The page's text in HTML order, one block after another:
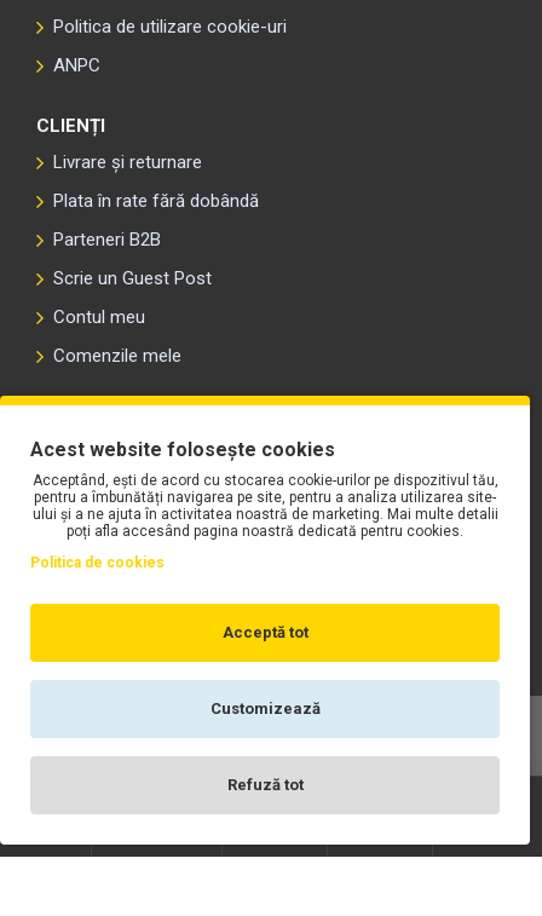
Politica de utilizare cookie-uri
ANPC
CLIENȚI
Livrare și returnare
Plata în rate fără dobândă
Parteneri B2B
Scrie un Guest Post
Contul meu
Comenzile mele
Copyright © WORK Motors
Acest website folosește cookies
Acceptând, ești de acord cu stocarea cookie-urilor pe dispozitivul tău,
pentru a îmbunătăți navigarea pe site, pentru a analiza utilizarea site-
ului și a ne ajuta în activitatea noastră de marketing. Mai multe detalii
poți afla accesând pagina noastră dedicată pentru cookies.
Politica de cookies
Acceptă tot
Customizează
Refuză tot